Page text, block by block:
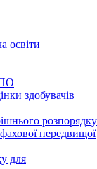
освіти
здобувачів
розпорядку
передвищої
для